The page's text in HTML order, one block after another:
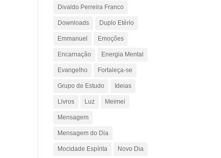
Divaldo Perreira Franco
Downloads Duplo Etério
Emmanuel Emoções
Encarnação Energia Mental
Evangelho Fortaleça-se
Grupo de Estudo Ideias
Livros Luz Meimei
Mensagem
Mensagem do Dia
Mocidade Espírita Novo Dia